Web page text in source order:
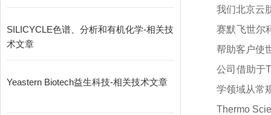
SILICYCLE色谱、分析和有机化学-相关技
术文章
Yeastern Biotech益生科技-相关技术文章
我们北京云
赛默飞世尔
帮助客户使
公司借助于
学领域从常
Thermo